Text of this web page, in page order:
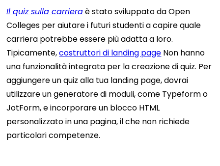
Il quiz sulla carrieraè stato sviluppato da Open
Colleges per aiutare i futuri studenti a capire quale
carriera potrebbe essere più adatta a loro.
Tipicamente,costruttori di landing page Non hanno
una funzionalità integrata per la creazione di quiz. Per
aggiungere un quiz alla tua landing page, dovrai
utilizzare un generatore di moduli, come Typeform o
JotForm, e incorporare un blocco HTML
personalizzato in una pagina, il che non richiede
particolari competenze.